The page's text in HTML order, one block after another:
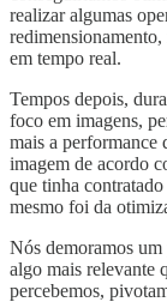
realizar algumas
em tempo real.
Tempos depois,
foco em imagens,
mais a performance
imagem de acordo
que tinha
mesmo foi da
Nós demoramos
algo mais relevante
percebemos,